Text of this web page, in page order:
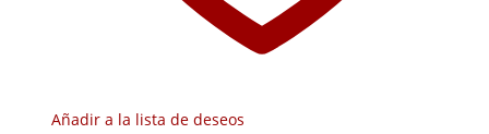
Añadir a la lista de deseos